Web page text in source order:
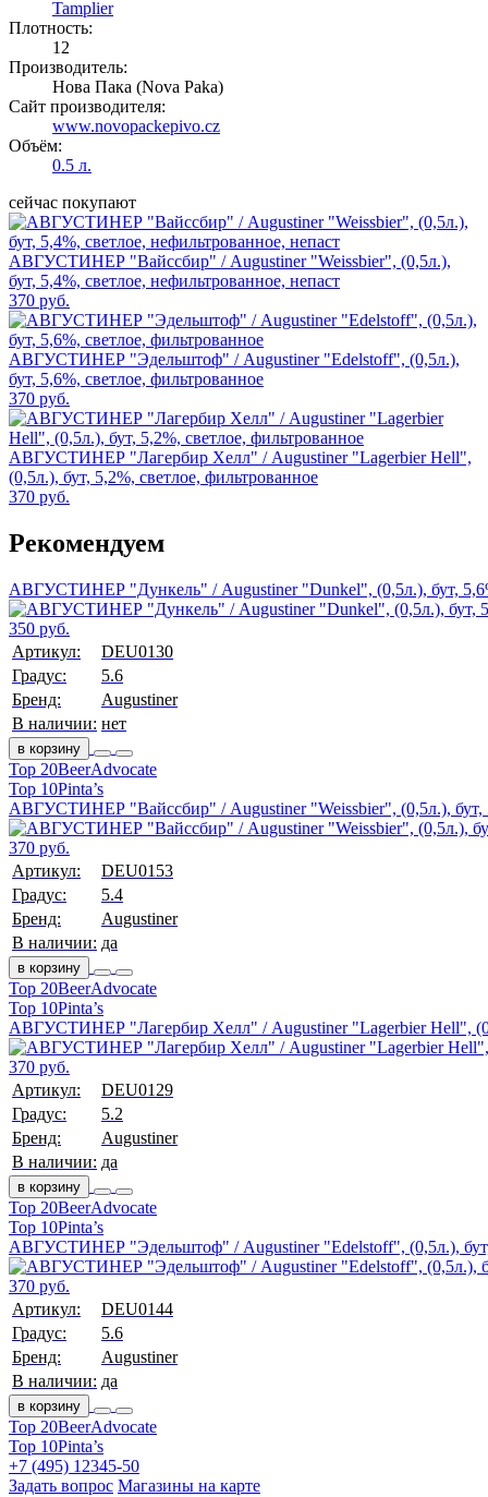
Tamplier
Плотность:
12
Производитель:
Нова Пака (Nova Paka)
Сайт производителя:
www.novopackepivo.cz
Объём:
0.5 л.
сейчас покупают
АВГУСТИНЕР "Вайссбир" / Augustiner "Weissbier", (0,5л.),
бут, 5,4%, светлое, нефильтрованное, непаст
370 руб.
АВГУСТИНЕР "Эдельштоф" / Augustiner "Edelstoff", (0,5л.),
бут, 5,6%, светлое, фильтрованное
370 руб.
АВГУСТИНЕР "Лагербир Хелл" / Augustiner "Lagerbier Hell",
(0,5л.), бут, 5,2%, светлое, фильтрованное
370 руб.
Рекомендуем
АВГУСТИНЕР "Дункель" / Augustiner "Dunkel", (0,5л.), бут,
350 руб.
Артикул:
DEU0130
Градус:
5.6
Бренд:
Augustiner
В наличии: нет
в корзину
Top 20BeerAdvocate
Top 10Pinta’s
АВГУСТИНЕР "Вайссбир" / Augustiner "Weissbier", (0,5л.), бут,
370 руб.
Артикул:
DEU0153
Градус:
5.4
Бренд:
Augustiner
В наличии: да
в корзину
Top 20BeerAdvocate
Top 10Pinta’s
АВГУСТИНЕР "Лагербир Хелл" / Augustiner "Lagerbier Hell",
370 руб.
Артикул:
DEU0129
Градус:
5.2
Бренд:
Augustiner
В наличии: да
в корзину
Top 20BeerAdvocate
Top 10Pinta’s
АВГУСТИНЕР "Эдельштоф" / Augustiner "Edelstoff", (0,5л.), бут,
370 руб.
Артикул:
DEU0144
Градус:
5.6
Бренд:
Augustiner
В наличии: да
в корзину
Top 20BeerAdvocate
Top 10Pinta’s
+7 (495) 12345-50
Задать вопрос Магазины на карте